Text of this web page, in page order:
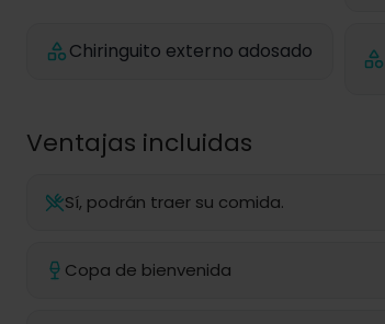
Chiringuito externo adosado
Ventajas incluidas
Sí, podrán traer su comida.
Copa de bienvenida